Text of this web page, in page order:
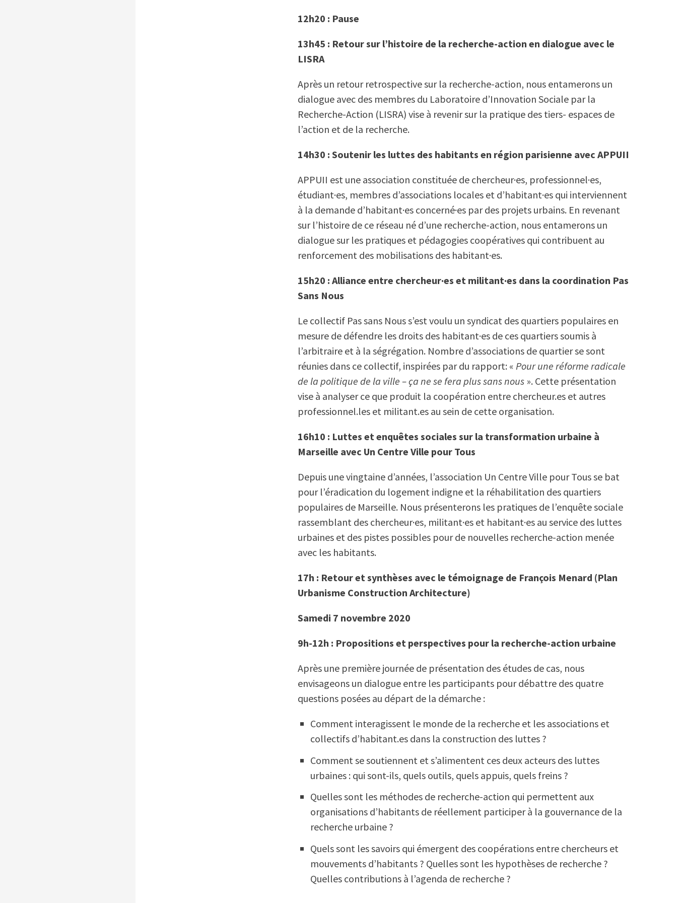
12h20 : Pause
13h45 : Retour sur l’histoire de la recherche-action en dialogue avec le
LISRA
Après un retour retrospective sur la recherche-action, nous entamerons un
dialogue avec des membres du Laboratoire d’Innovation Sociale par la
Recherche-Action (LISRA) vise à revenir sur la pratique des tiers- espaces de
l’action et de la recherche.
14h30 : Soutenir les luttes des habitants en région parisienne avec APPUII
APPUII est une association constituée de chercheur·es, professionnel·es,
étudiant·es, membres d’associations locales et d’habitant·es qui interviennent
à la demande d’habitant·es concerné·es par des projets urbains. En revenant
sur l’histoire de ce réseau né d’une recherche-action, nous entamerons un
dialogue sur les pratiques et pédagogies coopératives qui contribuent au
renforcement des mobilisations des habitant·es.
15h20 : Alliance entre chercheur·es et militant·es dans la coordination Pas
Sans Nous
Le collectif Pas sans Nous s’est voulu un syndicat des quartiers populaires en
mesure de défendre les droits des habitant·es de ces quartiers soumis à
l’arbitraire et à la ségrégation. Nombre d’associations de quartier se sont
réunies dans ce collectif, inspirées par du rapport: «Pour une réforme radicale
de la politique de la ville – ça ne se fera plus sans nous ». Cette présentation
vise à analyser ce que produit la coopération entre chercheur.es et autres
professionnel.les et militant.es au sein de cette organisation.
16h10 : Luttes et enquêtes sociales sur la transformation urbaine à
Marseille avec Un Centre Ville pour Tous
Depuis une vingtaine d’années, l’association Un Centre Ville pour Tous se bat
pour l’éradication du logement indigne et la réhabilitation des quartiers
populaires de Marseille. Nous présenterons les pratiques de l’enquête sociale
rassemblant des chercheur·es, militant·es et habitant·es au service des luttes
urbaines et des pistes possibles pour de nouvelles recherche-action menée
avec les habitants.
17h : Retour et synthèses avec le témoignage de François Menard (Plan
Urbanisme Construction Architecture)
Samedi 7 novembre 2020
9h-12h : Propositions et perspectives pour la recherche-action urbaine
Après une première journée de présentation des études de cas, nous
envisageons un dialogue entre les participants pour débattre des quatre
questions posées au départ de la démarche :
Comment interagissent le monde de la recherche et les associations et
collectifs d’habitant.es dans la construction des luttes ?
Comment se soutiennent et s’alimentent ces deux acteurs des luttes
urbaines : qui sont-ils, quels outils, quels appuis, quels freins ?
Quelles sont les méthodes de recherche-action qui permettent aux
organisations d’habitants de réellement participer à la gouvernance de la
recherche urbaine ?
Quels sont les savoirs qui émergent des coopérations entre chercheurs et
mouvements d’habitants ? Quelles sont les hypothèses de recherche ?
Quelles contributions à l’agenda de recherche ?